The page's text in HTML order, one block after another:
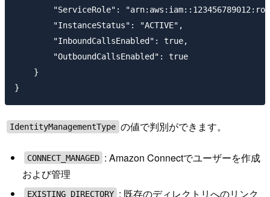
"ServiceRole":
        "InstanceStatus": "ACTIVE",
        "InboundCallsEnabled": true,
        "OutboundCallsEnabled": true
    }
IdentityManagementType の値で判別ができます。
CONNECT_MANAGED : Amazon Connectでユーザーを作成
および管理
EXISTING_DIRECTORY : 既存のディレクトリへのリンク